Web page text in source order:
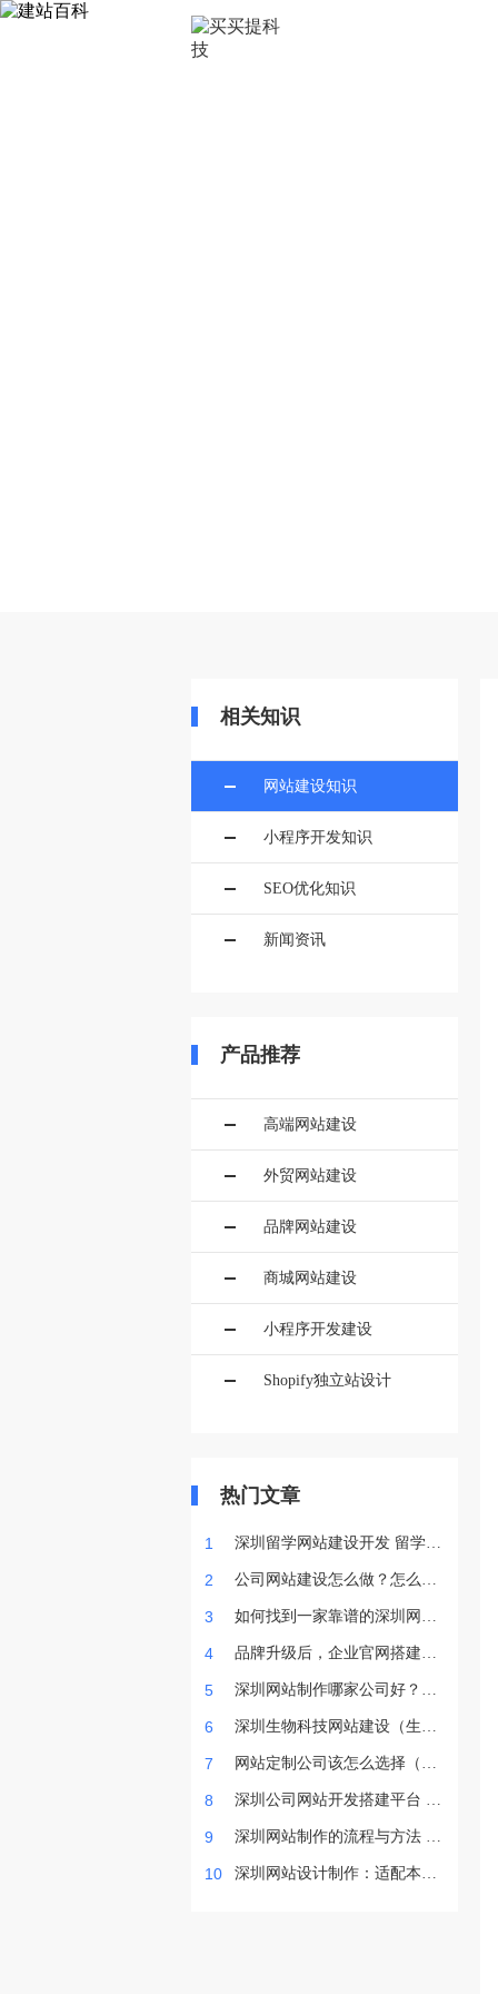
相关知识
网站建设知识
小程序开发知识
SEO优化知识
新闻资讯
产品推荐
高端网站建设
外贸网站建设
品牌网站建设
商城网站建设
小程序开发建设
Shopify独立站设计
热门文章
1
深圳留学网站建设开发 留学网
2
公司网站建设怎么做？怎么选
3
如何找到一家靠谱的深圳网站
4
品牌升级后，企业官网搭建如
5
深圳网站制作哪家公司好？怎
6
深圳生物科技网站建设（生物
7
网站定制公司该怎么选择（网
8
深圳公司网站开发搭建平台 公
9
深圳网站制作的流程与方法 网
10
深圳网站设计制作：适配本地